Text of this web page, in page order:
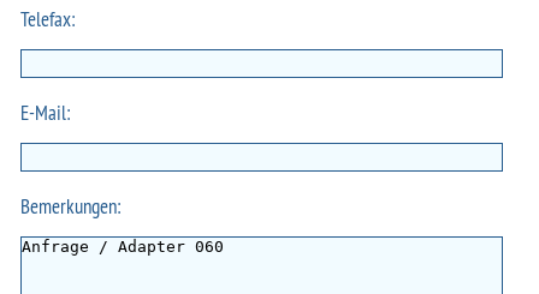
Telefax:
E-Mail:
Bemerkungen: